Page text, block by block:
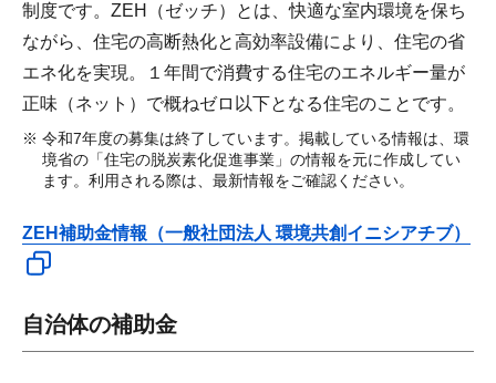
制度です。ZEH（ゼッチ）とは、快適な室内環境を保ち
ながら、住宅の高断熱化と高効率設備により、住宅の省
エネ化を実現。１年間で消費する住宅のエネルギー量が
正味（ネット）で概ねゼロ以下となる住宅のことです。
令和7年度の募集は終了しています。掲載している情報は、環
境省の「住宅の脱炭素化促進事業」の情報を元に作成してい
ます。利用される際は、最新情報をご確認ください。
ZEH補助金情報（一般社団法人 環境共創イニシアチブ）
自治体の補助金